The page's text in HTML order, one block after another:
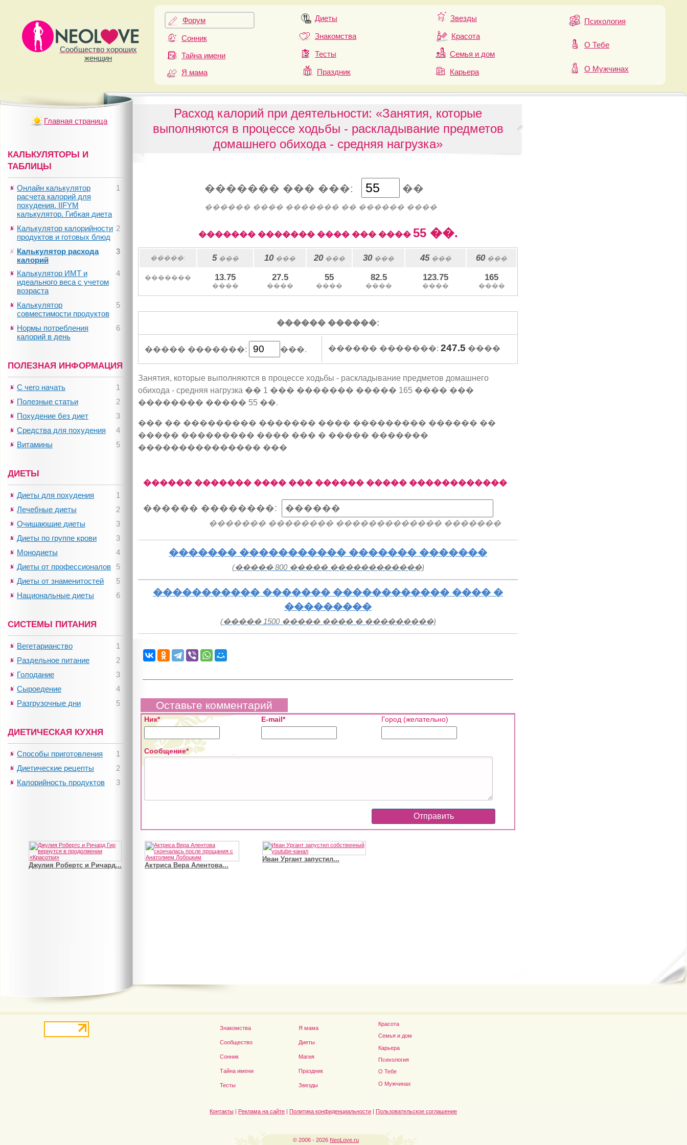
Сообщество хороших
женщин
Форум
Сонник
Тайна имени
Я мама
Диеты
Знакомства
Тесты
Праздник
Звезды
Красота
Семья и дом
Карьера
Психология
О Тебе
О Мужчинах
Расход калорий при деятельности: «Занятия, которые
выполняются в процессе ходьбы - раскладывание предметов
домашнего обихода - средняя нагрузка»
������� ��� ���: ��
������ ���� ������� �� ������ ����
������� ������� ���� ��� ���� 55��.
�����: 5��� 10��� 20��� 30��� 45��� 60���
������� 13.75
����
27.5
����
55
����
82.5
����
123.75
����
165
����
������ ������:
����� �������: ���. ������ �������: 247.5 ����
Занятия, которые выполняются в процессе ходьбы - раскладывание предметов домашнего
обихода - средняя нагрузка �� 1 ��� ������� ����� 165 ���� ���
�������� ����� 55 ��.
��� �� ��������� ������� ���� ��������� ������ ��
����� ��������� ���� ��� � ����� �������
��������������� ���
������ ������� ���� ��� ������ ����� ������������
������ ��������:
������� �������� ������������� �������
������� ����������� ������� �������
(����� 800 ����� ������������)
����������� ������� ������������ ���� �
���������
(����� 1500 ����� ���� � ���������)
Оставьте комментарий
Ник* E-mail* Город (желательно)
Сообщение*
Главная страница
КАЛЬКУЛЯТОРЫ И
ТАБЛИЦЫ
1
Онлайн калькулятор
расчета калорий для
похудения. IIFYM
калькулятор. Гибкая диета
2
Калькулятор калорийности
продуктов и готовых блюд
3
Калькулятор расхода
калорий
4
Калькулятор ИМТ и
идеального веса с учетом
возраста
5
Калькулятор
совместимости продуктов
6
Нормы потребления
калорий в день
ПОЛЕЗНАЯ ИНФОРМАЦИЯ
1
С чего начать
2
Полезные статьи
3
Похудение без диет
4
Средства для похудения
5
Витамины
ДИЕТЫ
1
Диеты для похудения
2
Лечебные диеты
3
Очищающие диеты
3
Диеты по группе крови
4
Монодиеты
5
Диеты от профессионалов
5
Диеты от знаменитостей
6
Национальные диеты
СИСТЕМЫ ПИТАНИЯ
1
Вегетарианство
2
Раздельное питание
3
Голодание
4
Сыроедение
5
Разгрузочные дни
ДИЕТИЧЕСКАЯ КУХНЯ
1
Способы приготовления
2
Диетические рецепты
3
Калорийность продуктов
Джулия Робертс и Ричард... Актриса Вера Алентова...
Иван Ургант запустил...
Дэниел Рэдклифф...
Знакомства
Сообщество
Сонник
Тайна имени
Тесты
Я мама
Диеты
Магия
Праздник
Звезды
Красота
Семья и дом
Карьера
Психология
О Тебе
О Мужчинах
Контакты | Реклама на сайте | Политика конфиденциальности | Пользовательское соглашение
© 2006 - 2026 NeoLove.ru